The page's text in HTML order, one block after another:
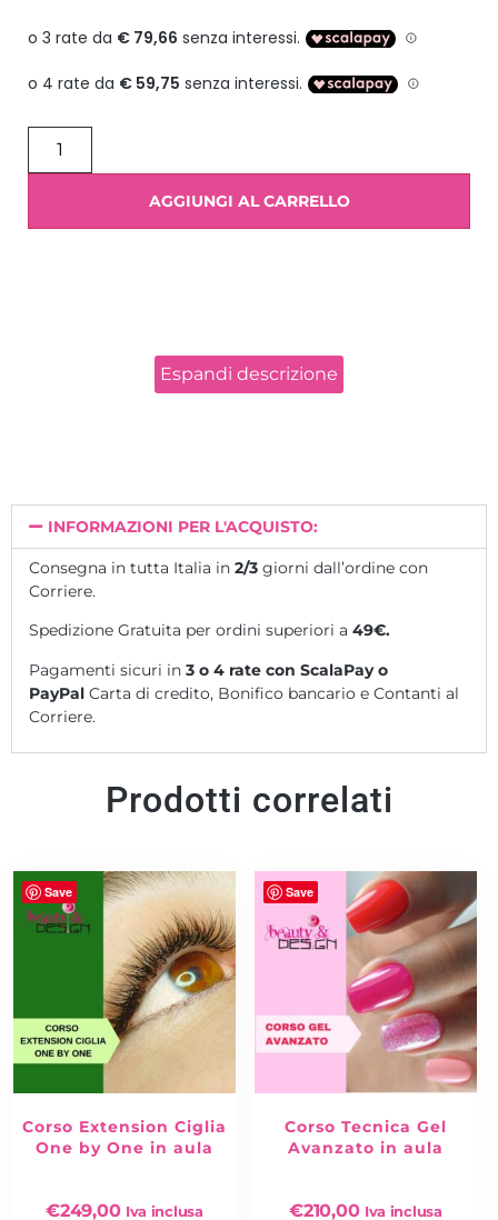
✅ Assistenza Post corso!
✅ Puoi pagare anche in 3 rate con PAYPAL o 4 con
SCALA PAY !!
☎️ info: 342.6566935 (Anche WhatsApp)
cenni di morfologia del viso;
Parte pratica: su MODELLA.
Durante il corso si utilizzeranno i prodotti
dati in dotazione dall’Accademia ad esclusione di
pennelli e strumenti.
I prodotti sono professionali di alta qualità e
garantiscono un risultato ottimale e sicuro.
speciale del 10% della durata di due mesidalla fine del
TUTTA LA NOSTRA FORMAZIONE IN AULA!
AGGIUNGI AL CARRELLO
Espandi descrizione
INFORMAZIONI PER L'ACQUISTO:
Consegna in tutta Italia in 2/3 giorni dall’ordine con
Corriere.
Spedizione Gratuita per ordini superiori a 49€.
Pagamenti sicuri in 3 o 4 rate con ScalaPay o
PayPal Carta di credito, Bonifico bancario e Contanti al
Corriere.
Prodotti correlati
Save
Corso Extension Ciglia
One by One in aula
€249,00 Iva inclusa
Save
Corso Tecnica Gel
Avanzato in aula
€210,00 Iva inclusa